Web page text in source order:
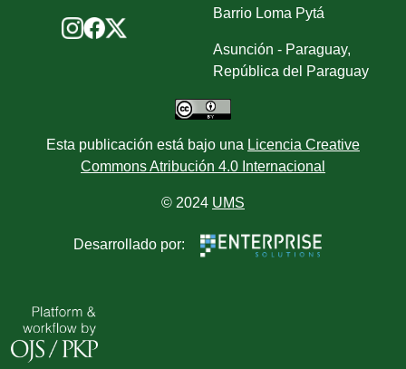
Barrio Loma Pytá
Asunción - Paraguay,
República del Paraguay
Esta publicación está bajo una Licencia Creative
Commons Atribución 4.0 Internacional
© 2024 UMS
Desarrollado por: